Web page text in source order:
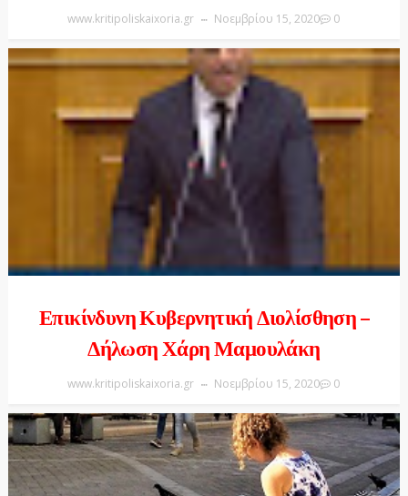
www.kritipoliskaixoria.gr Νοεμβρίου 15, 2020 0
Επικίνδυνη Κυβερνητική Διολίσθηση –
Δήλωση Χάρη Μαμουλάκη
www.kritipoliskaixoria.gr Νοεμβρίου 15, 2020 0